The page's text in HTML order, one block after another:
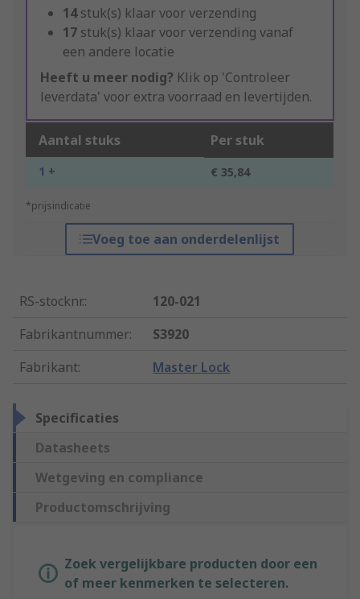
14stuk(s) klaar voor verzending
17 stuk(s) klaar voor verzending vanaf
een andere locatie
Heeft u meer nodig? Klik op 'Controleer
leverdata' voor extra voorraad en levertijden.
Aantal stuks Per stuk
1 + € 35,84
*prijsindicatie
Voeg toe aan onderdelenlijst
RS-stocknr.:
120-021
Fabrikantnummer:
S3920
Fabrikant: Master Lock
Specificaties
Datasheets
Wetgeving en compliance
Productomschrijving
Zoek vergelijkbare producten door een
of meer kenmerken te selecteren.